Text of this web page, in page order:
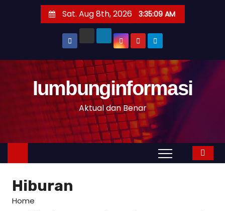
t
n
Sat. Aug 8th, 2026 3:35:10 AM
Iumbunginformasi
Aktual dan Benar
Hiburan
Home